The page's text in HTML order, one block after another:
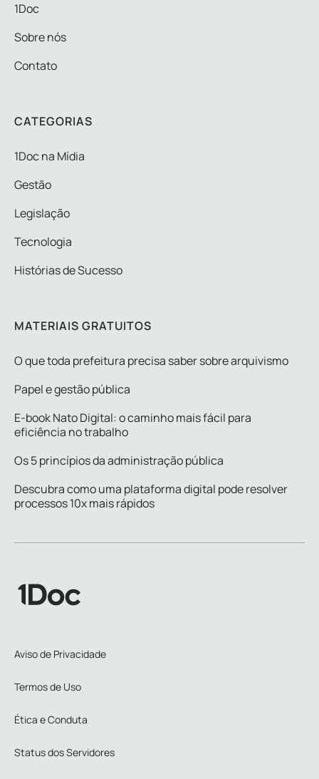
1Doc
Sobre nós
Contato
CATEGORIAS
1Doc na Mídia
Gestão
Legislação
Tecnologia
Histórias de Sucesso
MATERIAIS GRATUITOS
O que toda prefeitura precisa saber sobre arquivismo
Papel e gestão pública
E-book Nato Digital: o caminho mais fácil para
eficiência no trabalho
Os 5 princípios da administração pública
Descubra como uma plataforma digital pode resolver
processos 10x mais rápidos
Aviso de Privacidade
Termos de Uso
Ética e Conduta
Status dos Servidores